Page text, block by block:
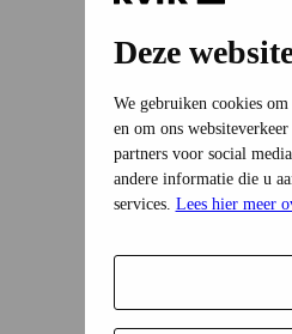
Deze
We gebruiken cookies
en om ons
partners voor social
andere informatie die u
services. Lees hier meer